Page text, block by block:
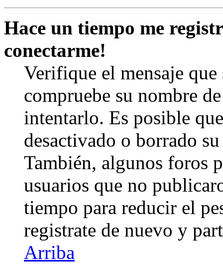
Hace un tiempo me
conectarme!
Verifique el mensaje
compruebe su nombre
intentarlo. Es posible
desactivado o borrado
También, algunos foros
usuarios que no
tiempo para reducir el
registrate de nuevo y
Arriba